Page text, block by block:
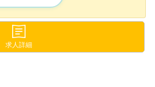
稼ぎたくなったら
も可能です😆🙌
、入社前に
求人詳細